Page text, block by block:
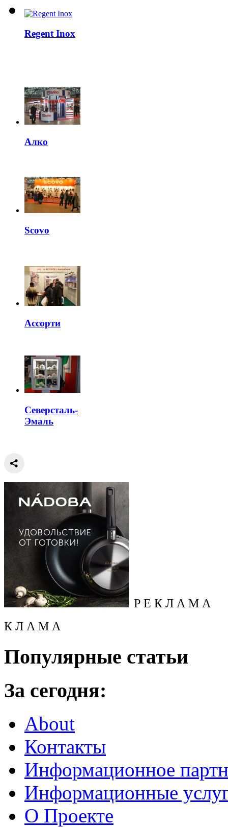
Regent Inox
Алко
Scovo
Ассорти
Северсталь-
Эмаль
Р Е К Л А М А
К Л А М А
Популярные статьи
За сегодня:
About
Контакты
Информационное
Информационные
О Проекте